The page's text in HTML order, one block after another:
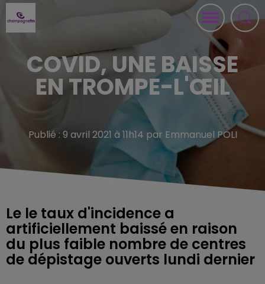
COVID, UNE BAISSE
EN TROMPE-L'ŒIL
Publié : 9 avril 2021 à 11h14 par Emmanuel POLI
Le le taux d'incidence a
artificiellement baissé en raison
du plus faible nombre de centres
de dépistage ouverts lundi dernier